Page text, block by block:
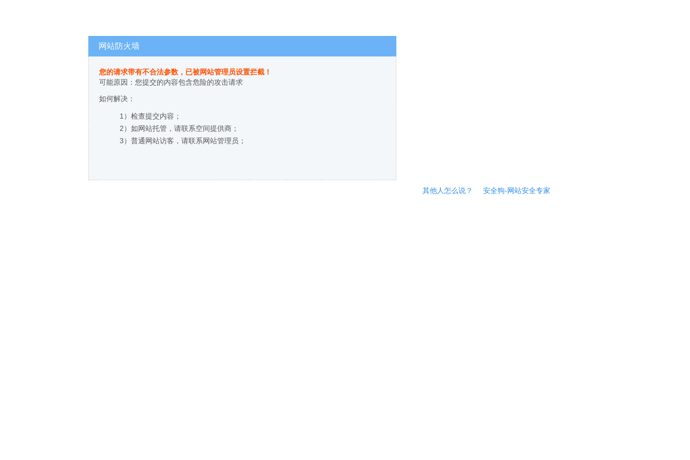
网站防火墙
您的请求带有不合法参数，已被网站管理员设置拦截！
可能原因：您提交的内容包含危险的攻击请求
如何解决：
1）检查提交内容；
2）如网站托管，请联系空间提供商；
3）普通网站访客，请联系网站管理员；
其他人怎么说？ 安全狗-网站安全专家